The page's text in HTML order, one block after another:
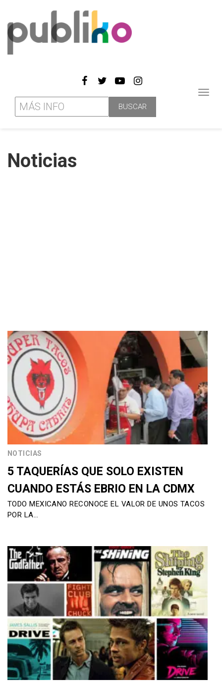
Noticias
NOTICIAS
5 TAQUERÍAS QUE SOLO EXISTEN
CUANDO ESTÁS EBRIO EN LA CDMX
TODO MEXICANO RECONOCE EL VALOR DE UNOS TACOS
POR LA…